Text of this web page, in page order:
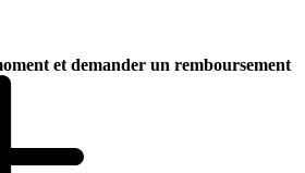
et demander un remboursement